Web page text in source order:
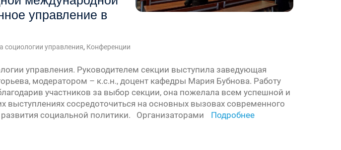
управление в
социологии управления, Конференции
управления. Руководителем секции выступила заведующая
модератором – к.с.н., доцент кафедры Мария Бубнова. Работу
участников за выбор секции, она пожелала всем успешной и
выступлениях сосредоточиться на основных вызовах современного
социальной политики. Организаторами
Подробнее